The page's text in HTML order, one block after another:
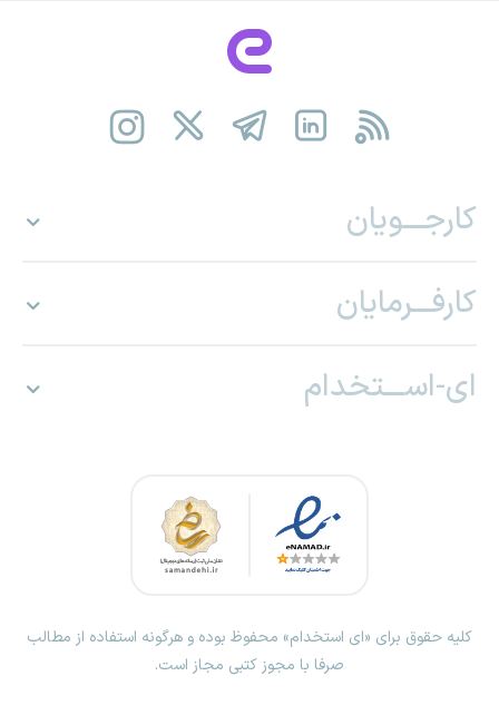
کارجـــویان
کارفـــرمایان
ای-اســـتخدام
کلیه حقوق برای «ای استخدام» محفوظ بوده و هرگونه استفاده از مطالب
صرفا با مجوز کتبی مجاز است.